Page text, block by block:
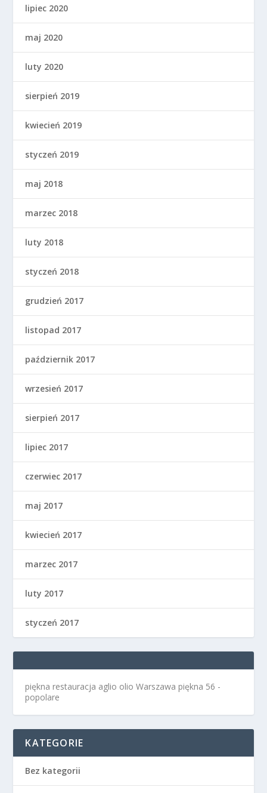
lipiec 2020
maj 2020
luty 2020
sierpień 2019
kwiecień 2019
styczeń 2019
maj 2018
marzec 2018
luty 2018
styczeń 2018
grudzień 2017
listopad 2017
październik 2017
wrzesień 2017
sierpień 2017
lipiec 2017
czerwiec 2017
maj 2017
kwiecień 2017
marzec 2017
luty 2017
styczeń 2017
piękna restauracja aglio olio Warszawa piękna 56 -
popolare
KATEGORIE
Bez kategorii